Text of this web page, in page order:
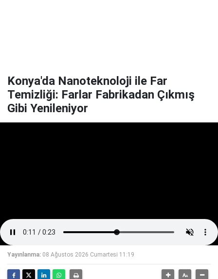
Konya'da Nanoteknoloji ile Far
Temizliği: Farlar Fabrikadan Çıkmış
Gibi Yenileniyor
Yayınlanma: 08 Ağustos 2026 Cumartesi 11:19